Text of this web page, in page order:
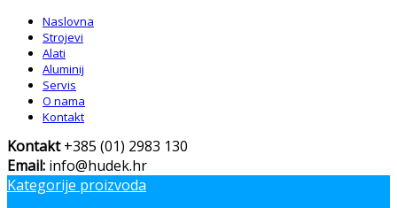
Naslovna
Strojevi
Alati
Aluminij
Servis
O nama
Kontakt
Kontakt+385 (01) 2983 130
Email: info@hudek.hr
Kategorije proizvoda